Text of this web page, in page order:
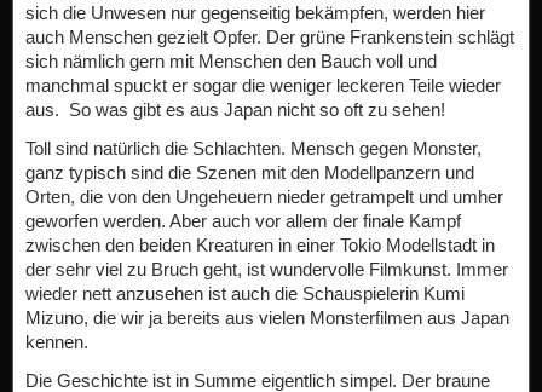
sich die Unwesen nur gegenseitig bekämpfen, werden hier
auch Menschen gezielt Opfer. Der grüne Frankenstein schlägt
sich nämlich gern mit Menschen den Bauch voll und
manchmal spuckt er sogar die weniger leckeren Teile wieder
aus. So was gibt es aus Japan nicht so oft zu sehen!
Toll sind natürlich die Schlachten. Mensch gegen Monster,
ganz typisch sind die Szenen mit den Modellpanzern und
Orten, die von den Ungeheuern nieder getrampelt und umher
geworfen werden. Aber auch vor allem der finale Kampf
zwischen den beiden Kreaturen in einer Tokio Modellstadt in
der sehr viel zu Bruch geht, ist wundervolle Filmkunst. Immer
wieder nett anzusehen ist auch die Schauspielerin Kumi
Mizuno, die wir ja bereits aus vielen Monsterfilmen aus Japan
kennen.
Die Geschichte ist in Summe eigentlich simpel. Der braune